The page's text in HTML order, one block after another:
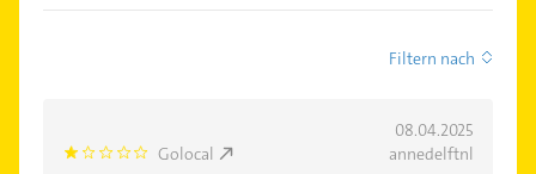
Filtern nach
08.04.2025
1.0 Golocal annedelftnl